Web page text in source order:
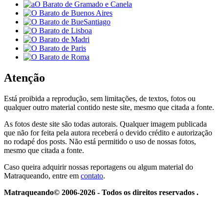
Atenção
Está proibida a reprodução, sem limitações, de textos, fotos ou
qualquer outro material contido neste site, mesmo que citada a fonte.
As fotos deste site são todas autorais. Qualquer imagem publicada
que não for feita pela autora receberá o devido crédito e autorização
no rodapé dos posts. Não está permitido o uso de nossas fotos,
mesmo que citada a fonte.
Caso queira adquirir nossas reportagens ou algum material do
Matraqueando, entre em contato.
Matraqueando© 2006-2026 - Todos os direitos reservados .